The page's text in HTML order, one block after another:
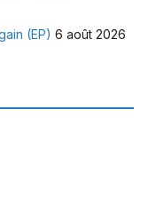
(EP) 6 août 2026